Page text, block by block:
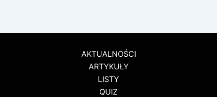
AKTUALNOŚCI
ARTYKUŁY
LISTY
QUIZ